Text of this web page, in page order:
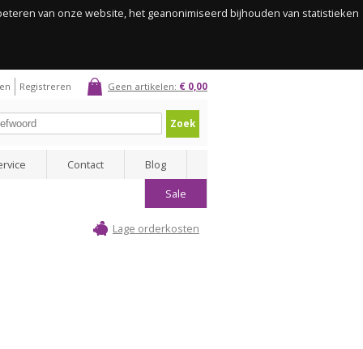
van onze website, het geanonimiseerd bijhouden van statistieken
Geen artikelen: € 0,00
Registreren
Zoek
Contact
Blog
Sale
Lage orderkosten